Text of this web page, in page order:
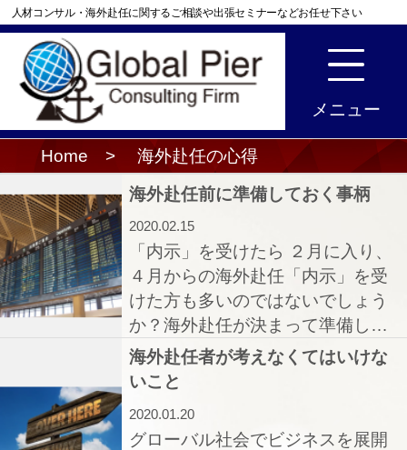
人材コンサル・海外赴任に関するご相談や出張セミナーなどお任せ下さい
Home > 海外赴任の心得
海外赴任前に準備しておく事柄
2020.02.15
「内示」を受けたら ２月に入り、
４月からの海外赴任「内示」を受
けた方も多いのではないでしょう
か？海外赴任が決まって準備し…
海外赴任者が考えなくてはいけな
いこと
2020.01.20
グローバル社会でビジネスを展開